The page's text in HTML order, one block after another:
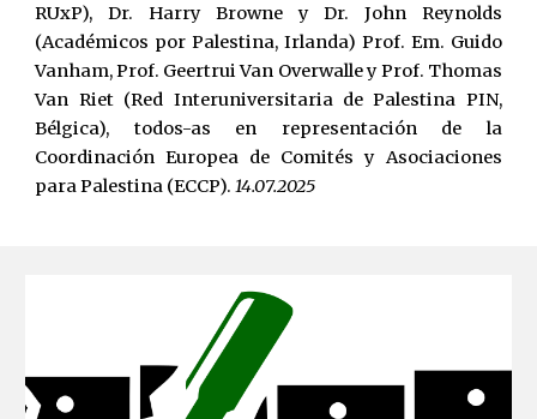
RUxP), Dr. Harry Browne y Dr. John Reynolds
(Académicos por Palestina, Irlanda) Prof. Em. Guido
Vanham, Prof. Geertrui Van Overwalle y Prof. Thomas
Van Riet (Red Interuniversitaria de Palestina PIN,
Bélgica), todos-as en representación de la
Coordinación Europea de Comités y Asociaciones
para Palestina (ECCP).14.07.2025